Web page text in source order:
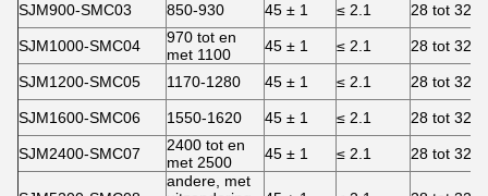
SJM900-SMC03 850-930 45 ± 1 ≤ 2.1 28 tot 32
SJM1000-SMC04
970 tot en
met 1100
45 ± 1 ≤ 2.1 28 tot 32
SJM1200-SMC05 1170-1280 45 ± 1 ≤ 2.1 28 tot 32
SJM1600-SMC06 1550-1620 45 ± 1 ≤ 2.1 28 tot 32
SJM2400-SMC07
2400 tot en
met 2500
45 ± 1 ≤ 2.1 28 tot 32
andere, met